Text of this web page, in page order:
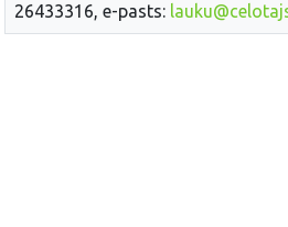
26433316, e-pasts: